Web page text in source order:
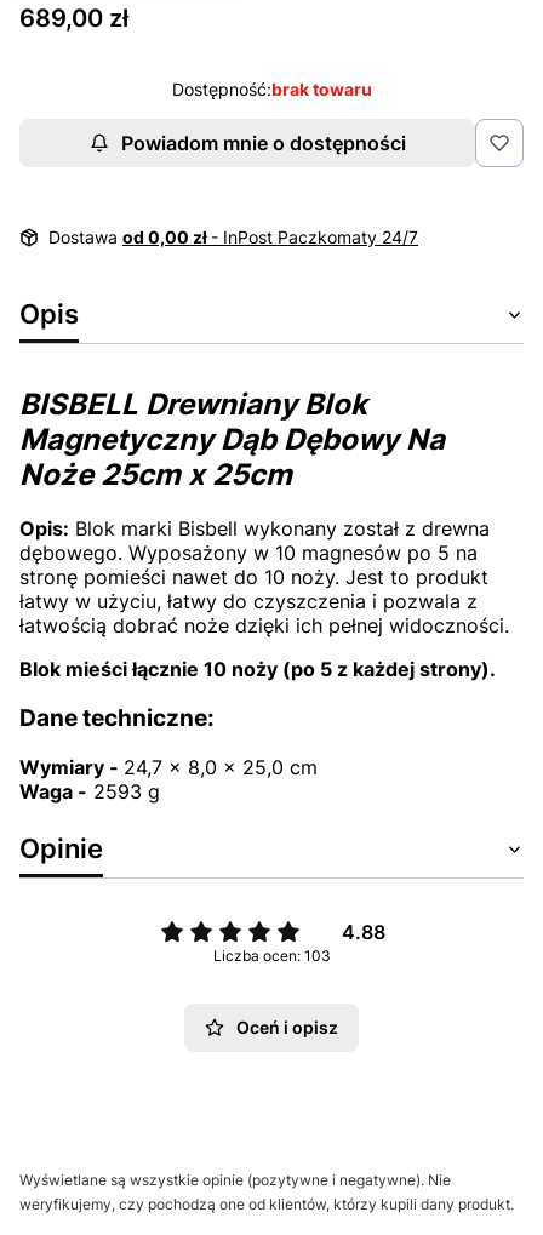
Cena
689,00 zł
Dostępność:brak towaru
Powiadom mnie o dostępności
Dostawa od 0,00 zł - InPost Paczkomaty 24/7
Opis
BISBELL Drewniany Blok
Magnetyczny Dąb Dębowy Na
Noże 25cm x 25cm
Opis: Blok marki Bisbell wykonany został z drewna
dębowego. Wyposażony w 10 magnesów po 5 na
stronę pomieści nawet do 10 noży. Jest to produkt
łatwy w użyciu, łatwy do czyszczenia i pozwala z
łatwością dobrać noże dzięki ich pełnej widoczności.
Blok mieści łącznie 10 noży (po 5 z każdej strony).
Dane techniczne:
Wymiary - 24,7 x 8,0 x 25,0 cm
Waga - 2593 g
Opinie
4.88
Liczba ocen: 103
Oceń i opisz
Wyświetlane są wszystkie opinie (pozytywne i negatywne). Nie
weryfikujemy, czy pochodzą one od klientów, którzy kupili dany produkt.